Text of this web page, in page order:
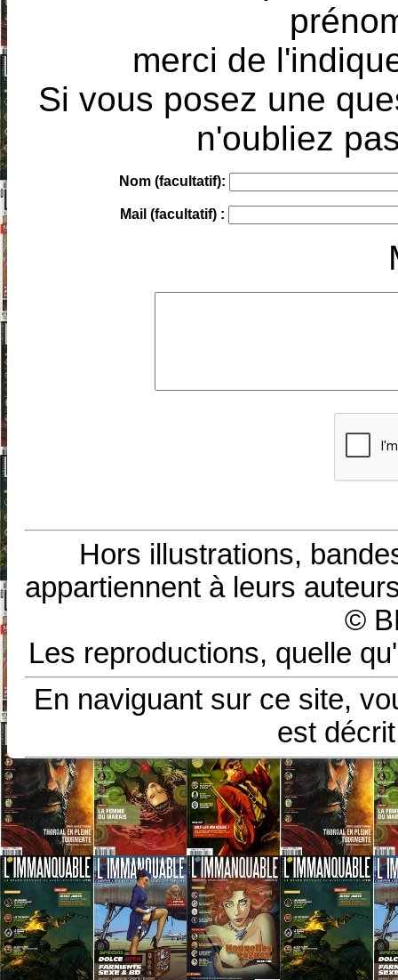
merci de
Si vous posez une
n'oubliez
Nom (facultatif):
Mail (facultatif) :
Hors illustrations,
appartiennent à leurs
©
Les reproductions, quelle
En naviguant sur ce site,
est